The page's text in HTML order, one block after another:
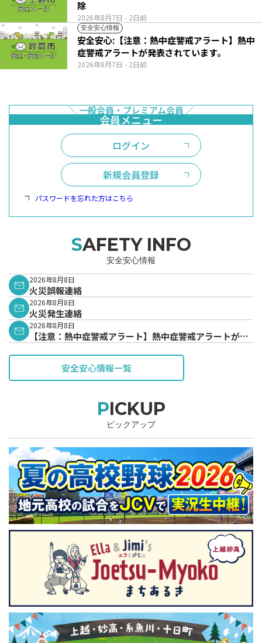
2026年8月7日 - 2日前
除
安全安心情報
2026年8月7日 - 2日前
安全安心:【注意：熱中症警戒アラート】熱中
症警戒アラートが発表されています。
ログイン
新規会員登録
パスワードを忘れた方はこちら
SAFETY INFO
安全安心情報
2026年8月8日
火災誤報連絡
2026年8月8日
火災発生連絡
2026年8月8日
【注意：熱中症警戒アラート】熱中症警戒アラートが発
安全安心情報一覧
PICKUP
ピックアップ